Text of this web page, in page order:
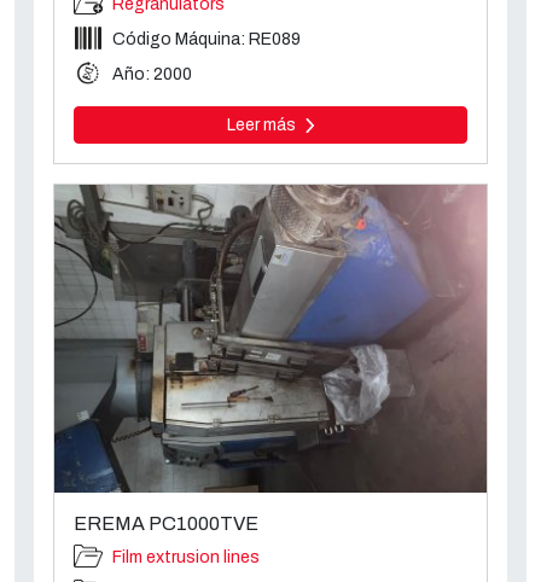
Regranulators
Código Máquina: RE089
Año: 2000
Leer más
EREMA PC1000TVE
Film extrusion lines